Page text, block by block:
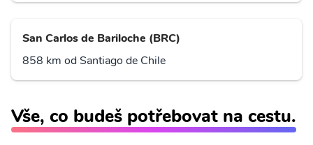
San Carlos de Bariloche (BRC)
858 km od Santiago de Chile
Vše, co budeš potřebovat na cestu.